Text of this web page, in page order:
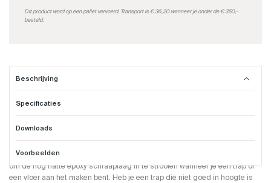
Dit product word op een pallet vervoerd. Transport is € 36,20 wanneer je onder de € 350,-
besteld.
Beschrijving
Specificaties
Downloads
Voorbeelden
Fijn kwarts zand 25 kg
Deze grote zak
schraaplaagen eventueelkrammenom scheuren te repareren, je kan hier
ook gaten of sleuven mee aan smeren en je kan dit kwarts zand gebruiken
om de nog natte epoxy schraaplaag in te strooien wanneer je een trap of
een vloer aan het maken bent. Heb je een trap die niet goed in hoogte is